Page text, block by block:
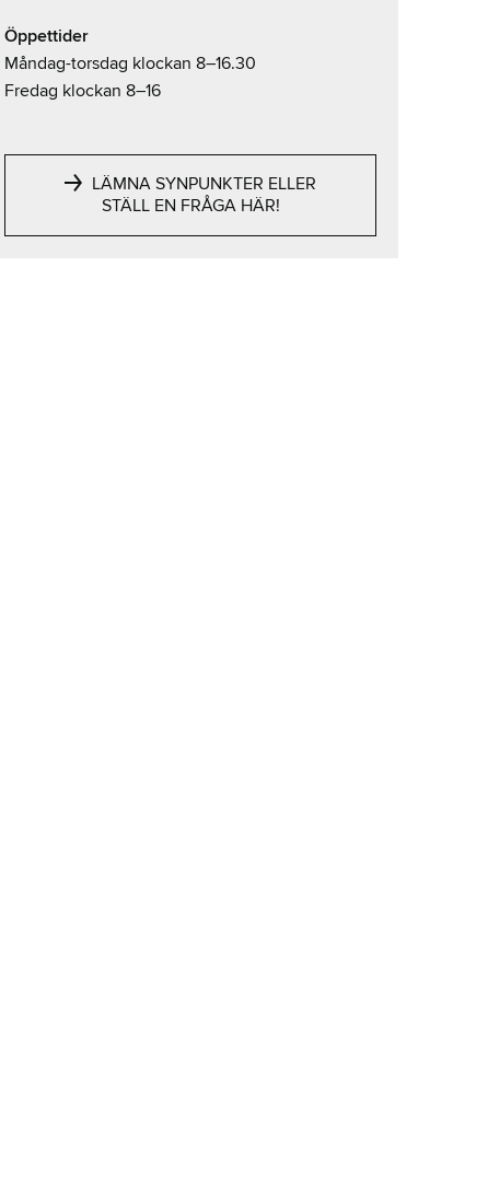
Öppettider
Måndag-torsdag klockan 8–16.30
Fredag klockan 8–16
LÄMNA SYNPUNKTER ELLER
STÄLL EN FRÅGA HÄR!